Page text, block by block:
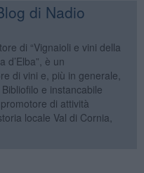
di Nadio
di “Vignaioli e vini della
d’Elba”, è un
di vini e, più in generale,
e instancabile
di attività
locale Val di Cornia,